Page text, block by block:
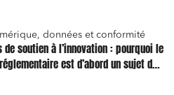
données et conformité
de soutien à l’innovation : pourquoi le
est d’abord un sujet de